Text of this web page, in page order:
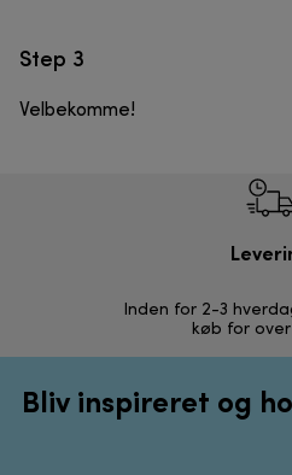
Step 3
Velbekomme!
Inden for 2-3
køb for over
Bliv inspireret og